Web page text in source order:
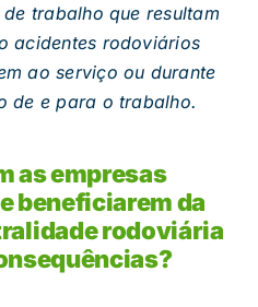
trabalho que resultam
acidentes rodoviários
ao serviço ou durante
de e para o trabalho.
as empresas
beneficiarem da
rodoviária